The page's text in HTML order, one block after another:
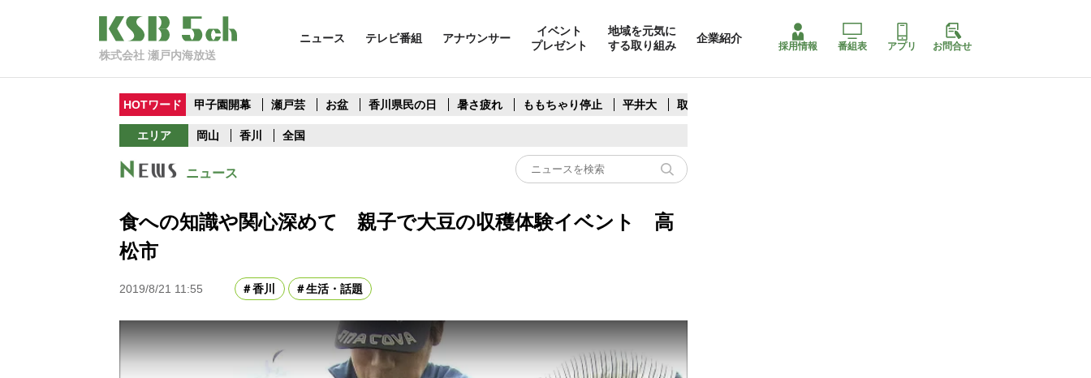
株式会社 瀬戸内海放送
ニュース テレビ番組 アナウンサー
イベント
プレゼント
地域を元気に
する取り組み
企業紹介
採用情報 番組表 アプリ お問合せ
HOTワード 甲子園開幕 瀬戸芸 お盆 香川県民の日 暑さ疲れ ももちゃり停止 平井大 取水制限
エリア 岡山 香川 全国
ニュース
食への知識や関心深めて 親子で大豆の収穫体験イベント 高
松市
2019/8/21 11:55 香川 生活・話題